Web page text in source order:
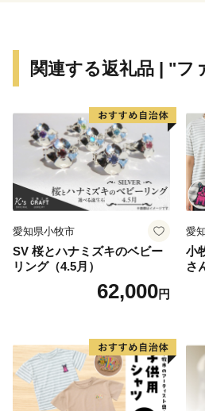
■甲斐市では通常、入金確認後
※３：年末に関しては、寄附の
め、受付事務に通常よりお時間
また返礼品の発送にも相応の日
寄附者様にはご不便をおかけし
の程よろしくお願いいたします
で、ご注意ください。
■寄附金受領証明書発送後は寄
■寄附金受領証明書は寄附お申
■寄付金受領証明書はお礼品と
いております。
■ワンストップ特例申請を希望
「寄附金税額控除に係る申告特
関連する返礼品 | "フ
愛知県小牧市
SV 桜とハナミズキのベビー
リング（4.5月）
62,000円
愛
小
さ